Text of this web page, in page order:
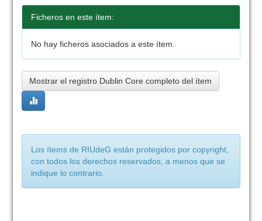
Ficheros en este ítem:
No hay ficheros asociados a este ítem.
Mostrar el registro Dublin Core completo del ítem
Los ítems de RIUdeG están protegidos por copyright,
con todos los derechos reservados, a menos que se
indique lo contrario.